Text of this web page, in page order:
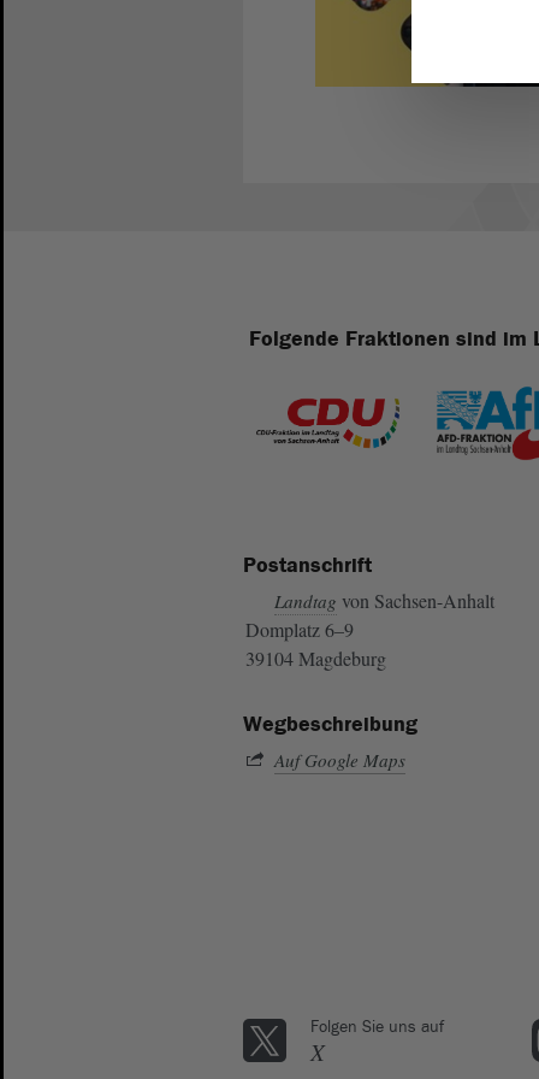
Folgende Fraktionen sind im
Postanschrift
Landtag von Sachsen-Anhalt
Domplatz 6–9
39104 Magdeburg
Wegbeschreibung
Auf Google Maps
Folgen Sie uns auf
X